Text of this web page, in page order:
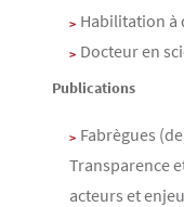
Habilitation à
Docteur en
Publications
Fabrègues
Transparence
acteurs et